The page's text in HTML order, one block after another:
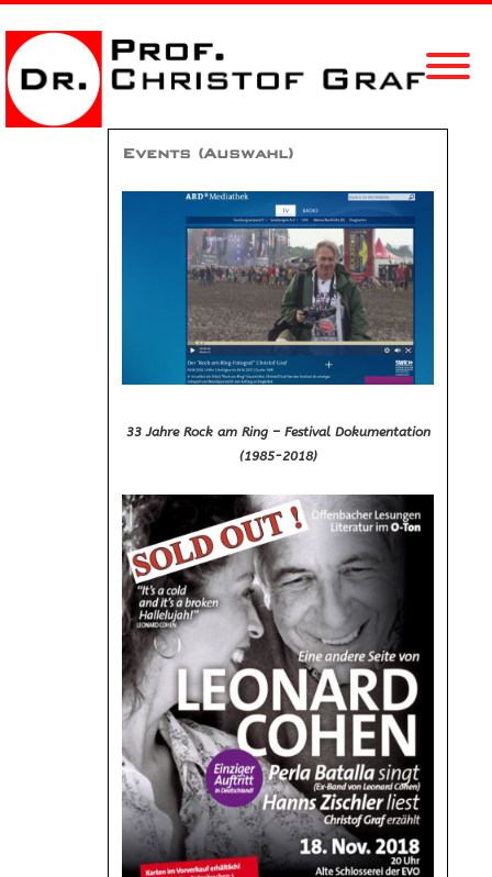
Events (Auswahl)
33 Jahre Rock am Ring – Festival Dokumentation
(1985-2018)